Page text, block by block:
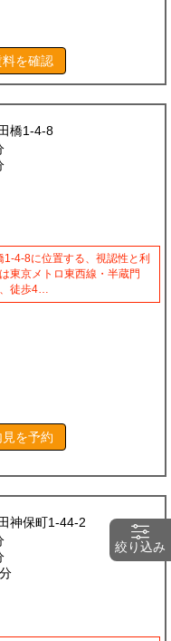
絞り込み
料を確認
橋1-4-8
4-8に位置する、視認性と利
東京メトロ東西線・半蔵門
徒歩4…
見を予約
神保町1-44-2